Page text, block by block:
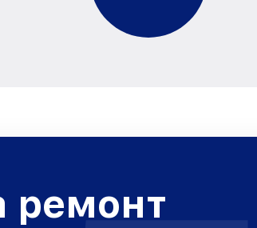
ремонт